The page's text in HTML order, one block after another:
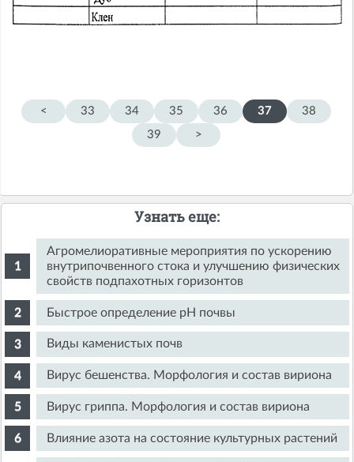
< 33 34 35 36 37
38
39
>
Узнать еще:
Агромелиоративные мероприятия по ускорению
внутрипочвенного стока и улучшению физических
свойств подпахотных горизонтов
Быстрое определение pH почвы
Виды каменистых почв
Вирус бешенства. Морфология и состав вириона
Вирус гриппа. Морфология и состав вириона
Влияние азота на состояние культурных растений